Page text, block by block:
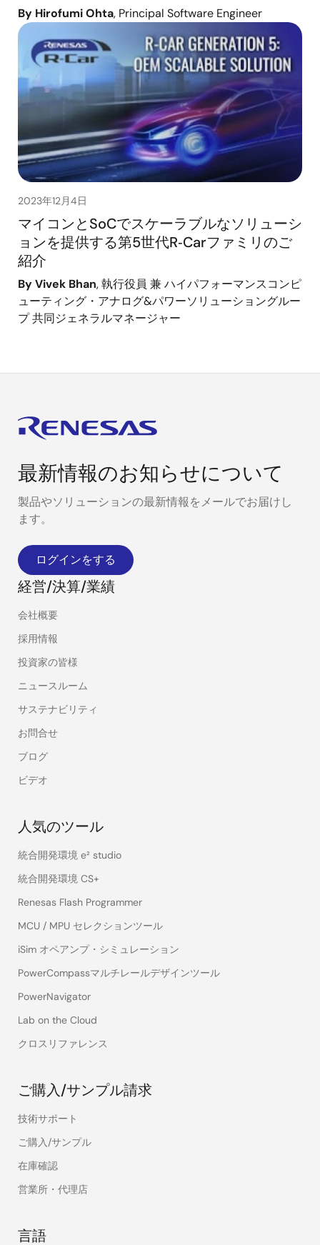
By Hirofumi Ohta, Principal Software Engineer
2023年12月4日
マイコンとSoCでスケーラブルなソリューシ
ョンを提供する第5世代R‑Carファミリのご
紹介
By Vivek Bhan, 執行役員 兼 ハイパフォーマンスコンピ
ューティング・アナログ&パワーソリューショングルー
プ 共同ジェネラルマネージャー
最新情報のお知らせについて
製品やソリューションの最新情報をメールでお届けし
ます。
ログインをする
経営/決算/業績
会社概要
採用情報
投資家の皆様
ニュースルーム
サステナビリティ
お問合せ
ブログ
ビデオ
人気のツール
統合開発環境 e² studio
統合開発環境 CS+
Renesas Flash Programmer
MCU / MPU セレクションツール
iSim オペアンプ・シミュレーション
PowerCompassマルチレールデザインツール
PowerNavigator
Lab on the Cloud
クロスリファレンス
ご購入/サンプル請求
技術サポート
ご購入/サンプル
在庫確認
営業所・代理店
言語